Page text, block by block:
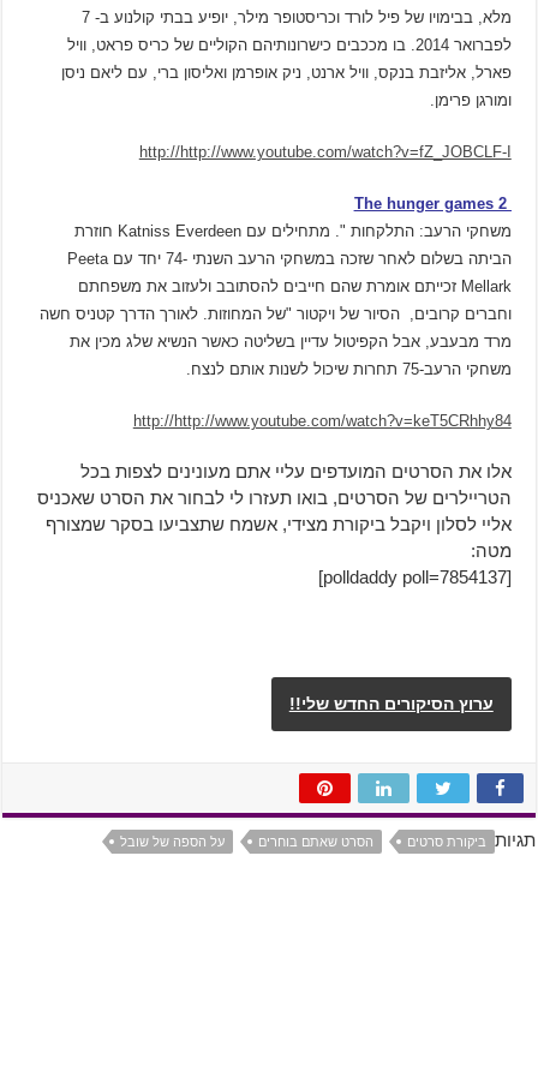
מלא, בבימויו של פיל לורד וכריסטופר מילר, יופיע בבתי קולנוע ב- 7
לפברואר 2014. בו מככבים כישרונותיהם הקוליים של כריס פראט, וויל
פארל, אליזבת בנקס, וויל ארנט, ניק אופרמן ואליסון ברי, עם ליאם ניסן
ומורגן פרימן.
http://http://www.youtube.com/watch?v=fZ_JOBCLF-I
משחקי הרעב: התלקחות ". מתחילים עם Katniss Everdeen חוזרת
הביתה בשלום לאחר שזכה במשחקי הרעב השנתי -74 יחד עם Peeta
Mellark זכייתם אומרת שהם חייבים להסתובב ולעזוב את משפחתם
וחברים קרובים, הסיור של ויקטור "של המחוזות. לאורך הדרך קטניס חשה
מרד מבעבע, אבל הקפיטול עדיין בשליטה כאשר הנשיא שלג מכין את
משחקי הרעב-75 תחרות שיכול לשנות אותם לנצח.
http://http://www.youtube.com/watch?v=keT5CRhhy84
אלו את הסרטים המועדפים עליי אתם מעונינים לצפות בכל
הטריילרים של הסרטים, בואו תעזרו לי לבחור את הסרט שאכניס
אליי לסלון ויקבל ביקורת מצידי, אשמח שתצביעו בסקר שמצורף
מטה:
[polldaddy poll=7854137]
ערוץ הסיקורים החדש שלי!!
תגיות ביקורת סרטים הסרט שאתם בוחרים על הספה של שובל